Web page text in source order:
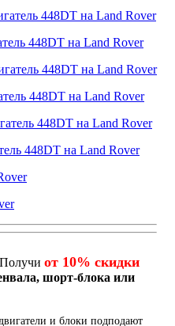
448DT на Land Rover
448DT на Land Rover
448DT на Land Rover
Получи от 10% скидки
шорт-блока или
и блоки подподают